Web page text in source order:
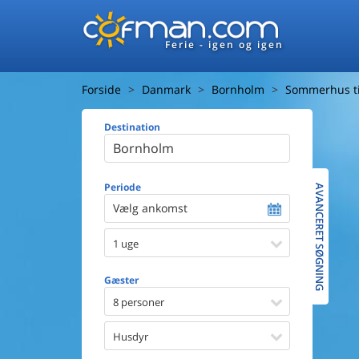
Ferie - igen og igen
Forside Danmark Bornholm Sommerhus
Destination
Periode
Vælg ankomst
1 uge
Gæster
8 personer
Husdyr
Afstand til
Udsigt til
Faciliteter
Spa
AVANCERET SØGNING